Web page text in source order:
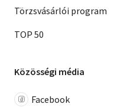
Törzsvásárlói program
TOP 50
Közösségi média
Facebook